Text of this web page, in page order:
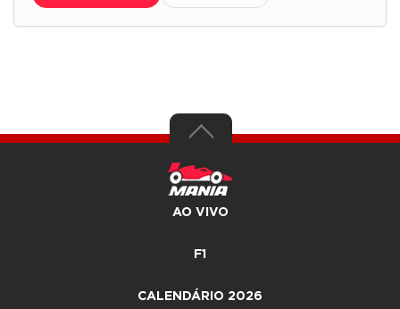
AO VIVO
F1
CALENDÁRIO 2026